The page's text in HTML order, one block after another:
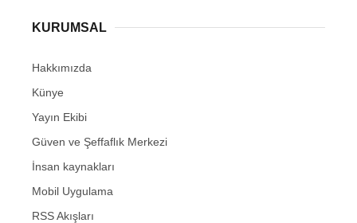
KURUMSAL
Hakkımızda
Künye
Yayın Ekibi
Güven ve Şeffaflık Merkezi
İnsan kaynakları
Mobil Uygulama
RSS Akışları